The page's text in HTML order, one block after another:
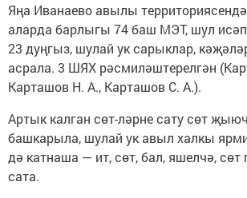
Яңа Иванаево авылы
аларда барлыгы 74 баш МЭТ, шул
23 дуңгыз, шулай ук сарыклар,
асрала. 3 ШЯХ рәсмиләштерелгән
Карташов Н. А., Карташов С. А.).
Артык калган сөт-ләрне сату сөт
башкарыла, шулай ук авыл халкы
дә катнаша — ит, сөт, бал, яшелчә, сөт
сата.